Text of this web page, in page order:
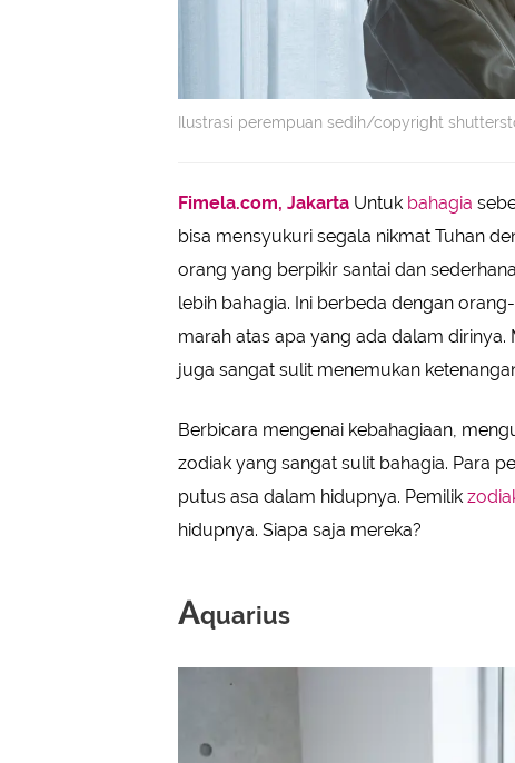
Ilustrasi perempuan sedih/copyright
Fimela.com, Jakarta Untuk bahagia
bisa mensyukuri segala nikmat Tuhan
orang yang berpikir santai dan
lebih bahagia. Ini berbeda dengan
marah atas apa yang ada dalam
juga sangat sulit menemukan
Berbicara mengenai kebahagiaan,
zodiak yang sangat sulit bahagia. Para
putus asa dalam hidupnya. Pemilik
hidupnya. Siapa saja mereka?
Aquarius